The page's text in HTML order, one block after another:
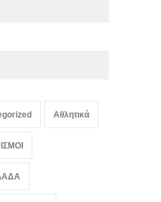
μετά τις ταινίες
της britpop
Αθλητικά